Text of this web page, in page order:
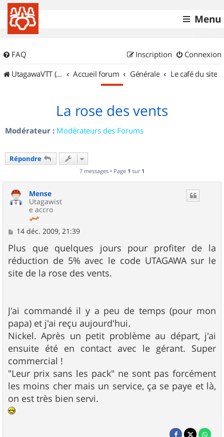
Menu
FAQ Connexion
Inscription
UtagawaVTT (Randos VTT et VTTAE avec traces GPS)
Accueil forum Générale Le café du site
La rose des vents
Modérateur : Modérateurs des Forums
Répondre
7 messages • Page 1 sur 1
Mense
Utagawist
e accro
M
s
s
a
g
e
14 déc. 2009, 21:39
Plus que quelques jours pour profiter de la
réduction de 5% avec le code UTAGAWA sur le
site de la rose des vents.
J'ai commandé il y a peu de temps (pour mon
papa) et j'ai reçu aujourd'hui.
Nickel. Après un petit problème au départ, j'ai
ensuite été en contact avec le gérant. Super
commercial !
"Leur prix sans les pack" ne sont pas forcément
les moins cher mais un service, ça se paye et là,
on est très bien servi.